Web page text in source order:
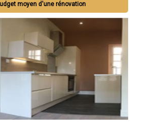
moyen d'une rénovation